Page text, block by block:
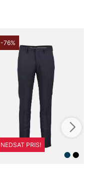
-76%
NEDSAT PRIS!